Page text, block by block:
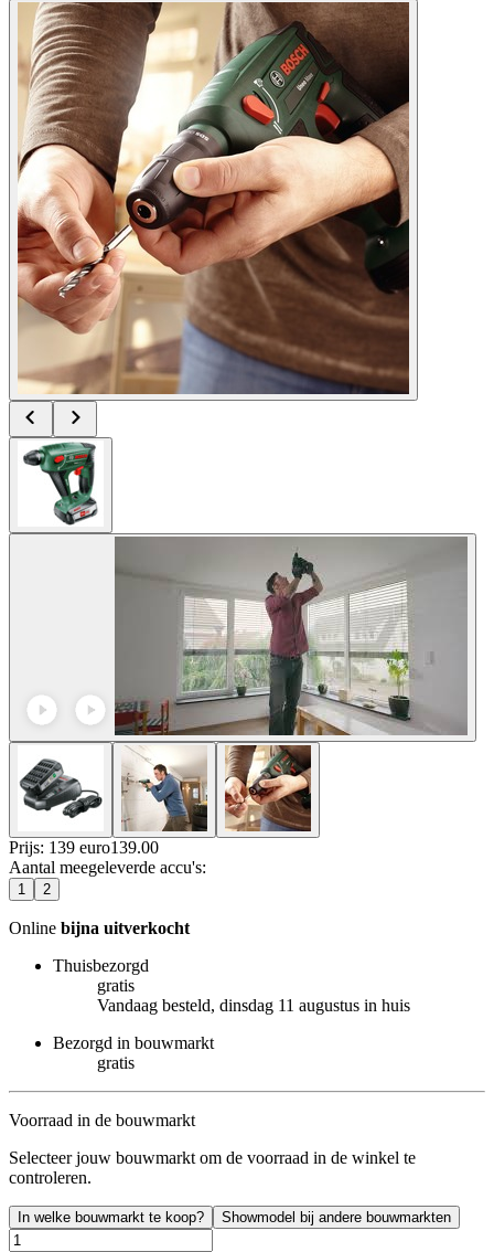
Prijs: 139 euro139.00
Aantal meegeleverde accu's:
1 2
Online bijna uitverkocht
Thuisbezorgd
gratis
Vandaag besteld, dinsdag 11 augustus in huis
Bezorgd in bouwmarkt
gratis
Voorraad in de bouwmarkt
Selecteer jouw bouwmarkt om de voorraad in de winkel te
controleren.
In welke bouwmarkt te koop? Showmodel bij andere bouwmarkten